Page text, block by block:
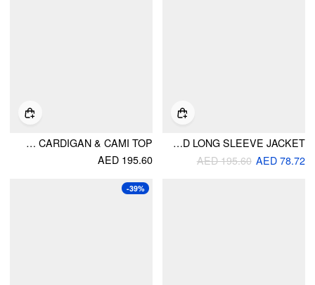
OFF-SHOULDER METAL BUTTON RUCHED LONG SLEEVE JACKET
AED 78.72
AED 195.60
KNIT ROUND NECKLINE CONTRASTING BINDING CARDIGAN & CAMI TOP
AED 195.60
-39%